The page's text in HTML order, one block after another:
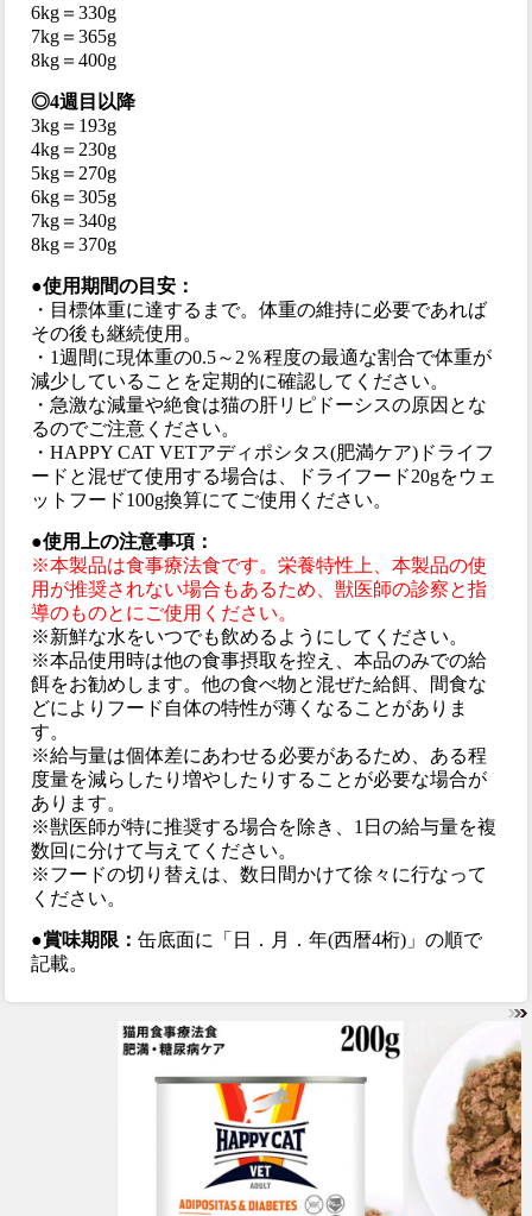
6kg＝330g
7kg＝365g
8kg＝400g
◎4週目以降
3kg＝193g
4kg＝230g
5kg＝270g
6kg＝305g
7kg＝340g
8kg＝370g
●使用期間の目安：
・目標体重に達するまで。体重の維持に必要であれば
その後も継続使用。
・1週間に現体重の0.5～2％程度の最適な割合で体重が
減少していることを定期的に確認してください。
・急激な減量や絶食は猫の肝リピドーシスの原因とな
るのでご注意ください。
・HAPPY CAT VETアディポシタス(肥満ケア)ドライフ
ードと混ぜて使用する場合は、ドライフード20gをウェ
ットフード100g換算にてご使用ください。
●使用上の注意事項：
※本製品は食事療法食です。栄養特性上、本製品の使
用が推奨されない場合もあるため、獣医師の診察と指
導のものとにご使用ください。
※新鮮な水をいつでも飲めるようにしてください。
※本品使用時は他の食事摂取を控え、本品のみでの給
餌をお勧めします。他の食べ物と混ぜた給餌、間食な
どによりフード自体の特性が薄くなることがありま
す。
※給与量は個体差にあわせる必要があるため、ある程
度量を減らしたり増やしたりすることが必要な場合が
あります。
※獣医師が特に推奨する場合を除き、1日の給与量を複
数回に分けて与えてください。
※フードの切り替えは、数日間かけて徐々に行なって
ください。
●賞味期限：缶底面に「日．月．年(西暦4桁)」の順で
記載。